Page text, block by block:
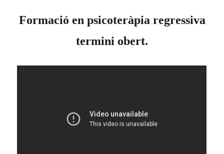
Formació en psicoteràpia regressiva
termini obert.